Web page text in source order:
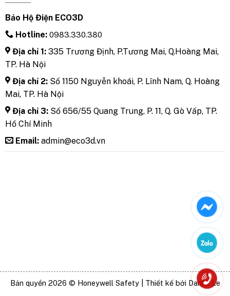
Bảo Hộ Điện ECO3D
Hotline: 0983.330.380
Địa chỉ 1: 335 Trương Định, P.Tương Mai, Q.Hoàng Mai,
TP. Hà Nội
Địa chỉ 2: Số 1150 Nguyễn khoái, P. Lĩnh Nam, Q. Hoàng
Mai, TP. Hà Nội
Địa chỉ 3: Số 656/55 Quang Trung, P. 11, Q. Gò Vấp, TP.
Hồ Chí Minh
Email: admin@eco3d.vn
Bản quyền 2026 © Honeywell Safety | Thiết kế bởi Daniel Le